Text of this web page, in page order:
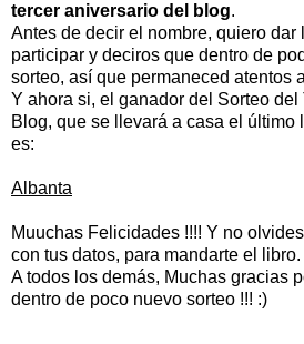
tercer aniversario del blog.
Antes de decir el nombre, quiero dar
participar y deciros que dentro de
sorteo, así que permaneced atentos
Y ahora si, el ganador del Sorteo del
Blog, que se llevará a casa el último
es:
Albanta
Muuchas Felicidades !!!! Y no
con tus datos, para mandarte el libro.
A todos los demás, Muchas gracias
dentro de poco nuevo sorteo !!! :)